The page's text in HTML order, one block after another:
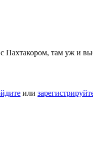
Пахтакором, там уж и
или